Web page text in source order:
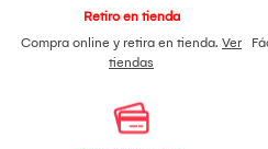
Retiro en tienda
Compra online y retira en tienda. Ver
tiendas